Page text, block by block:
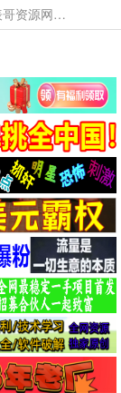
本网站提供资源工具下载，大老表资源工具，大表哥资源网软件工具，大老表资源下载，活动线报福利资源分享,活动线报，大型网游经典游戏，网络热门技术游戏辅助交流与分享。